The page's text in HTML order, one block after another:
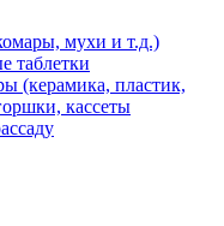
мухи и т.д.)
таблетки
(керамика, пластик,
кассеты